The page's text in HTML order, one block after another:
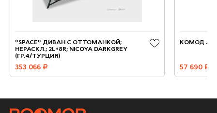
"SPACE" ДИВАН С ОТТОМАНКОЙ;
НЕРАСКЛ.; 2L+8R; NICOYA DARKGREY
(ГР.4/ТУРЦИЯ)
353 066 руб.
КОМОД
57 690 руб.